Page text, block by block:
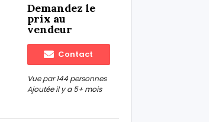
Demandez le
prix au
vendeur
Contact
Vue par 144 personnes
Ajoutée il y a 5+ mois